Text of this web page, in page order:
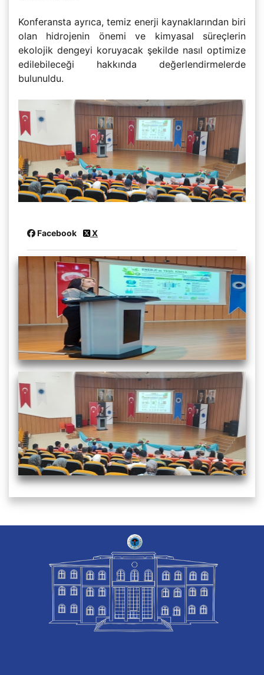
Konferansta ayrıca, temiz enerji kaynaklarından biri
olan hidrojenin önemi ve kimyasal süreçlerin
ekolojik dengeyi koruyacak şekilde nasıl optimize
edilebileceği hakkında değerlendirmelerde
bulunuldu.
Facebook X